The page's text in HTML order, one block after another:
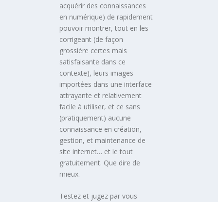
acquérir des connaissances
en numérique) de rapidement
pouvoir montrer, tout en les
corrigeant (de façon
grossière certes mais
satisfaisante dans ce
contexte), leurs images
importées dans une interface
attrayante et relativement
facile à utiliser, et ce sans
(pratiquement) aucune
connaissance en création,
gestion, et maintenance de
site internet… et le tout
gratuitement. Que dire de
mieux.
Testez et jugez par vous